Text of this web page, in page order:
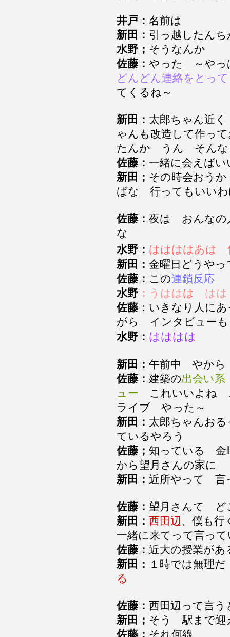
井戸： 名前は
新田： 引っ越したん
水野； そうなんか
佐藤： やった ～や
どんどん連絡をとっ
てくるね～
新田： 太郎ちゃん近
ゃんも改造して作っ
たんか うん そん
佐藤： 一緒に会えば
新田； その時会おう
ばな 行ってもいい
佐藤： 夜は おんなの
な
水野： ははははあは
新田： 金曜日どうや
佐藤： この連鎖反応
水野 ： うははは
はは
佐藤 ：いきなり人に
がら インタビューも
水野： はははは
新田： 午前中 やか
佐藤： 建築の出会い
ュー これいいよね
ライブ やった～
新田： 太郎ちゃんお
ているやろう
佐藤； 知っている 金
から望月さんの家に
新田： 近所やって 言
佐藤： 望月さんて
新田： 西田辺、僕も
一緒に来てって言っ
佐藤： 近大の授業が
新田： １時では無
る
佐藤： 西田辺って言
新田； そう 駅まで
佐藤： それ何線